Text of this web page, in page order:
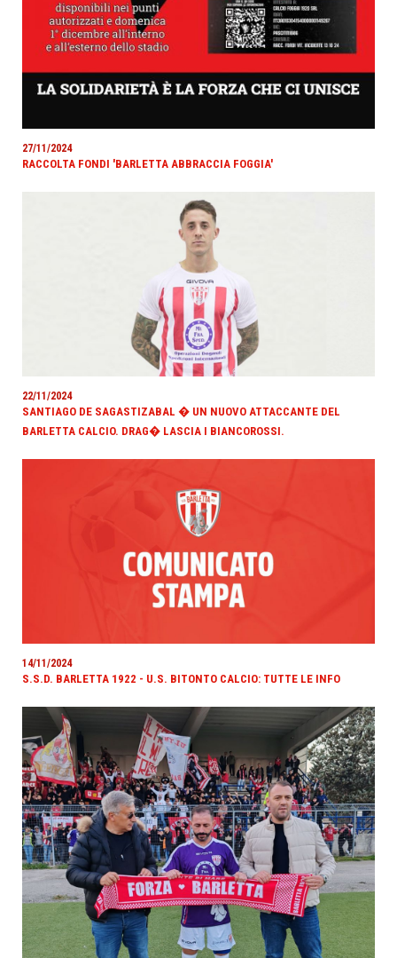
27/11/2024
RACCOLTA FONDI 'BARLETTA ABBRACCIA FOGGIA'
22/11/2024
SANTIAGO DE SAGASTIZABAL � UN NUOVO ATTACCANTE DEL
BARLETTA CALCIO. DRAG� LASCIA I BIANCOROSSI.
14/11/2024
S.S.D. BARLETTA 1922 - U.S. BITONTO CALCIO: TUTTE LE INFO